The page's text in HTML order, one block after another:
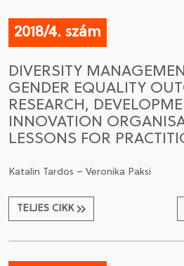
2018/4. szám
DIVERSITY
GENDER EQUALITY
RESEARCH,
INNOVATION
LESSONS FOR
Katalin Tardos – Veronika Paksi
TELJES CIKK